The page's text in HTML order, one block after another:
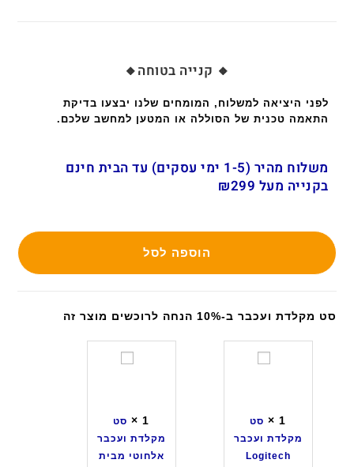
🔸 קנייה בטוחה🔸
לפני היציאה למשלוח, המומחים שלנו יבצעו בדיקת
התאמה טכנית של הסוללה או המטען למחשב שלכם.
משלוח מהיר (1-5 ימי עסקים) עד הבית חינם
בקנייה מעל ₪299
הוספה לסל
סט מקלדת ועכבר ב-10% הנחה לרוכשים מוצר זה
ד
ת
1
× סט
מקלדת ועכבר
Logitech
ד
ת
1
× סט
מקלדת ועכבר
אלחוטי מבית